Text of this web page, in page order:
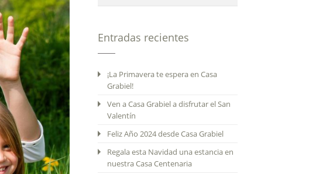
Entradas recientes
¡La Primavera te espera en Casa
Grabiel!
Ven a Casa Grabiel a disfrutar el San
Valentín
Feliz Año 2024 desde Casa Grabiel
Regala esta Navidad una estancia en
nuestra Casa Centenaria